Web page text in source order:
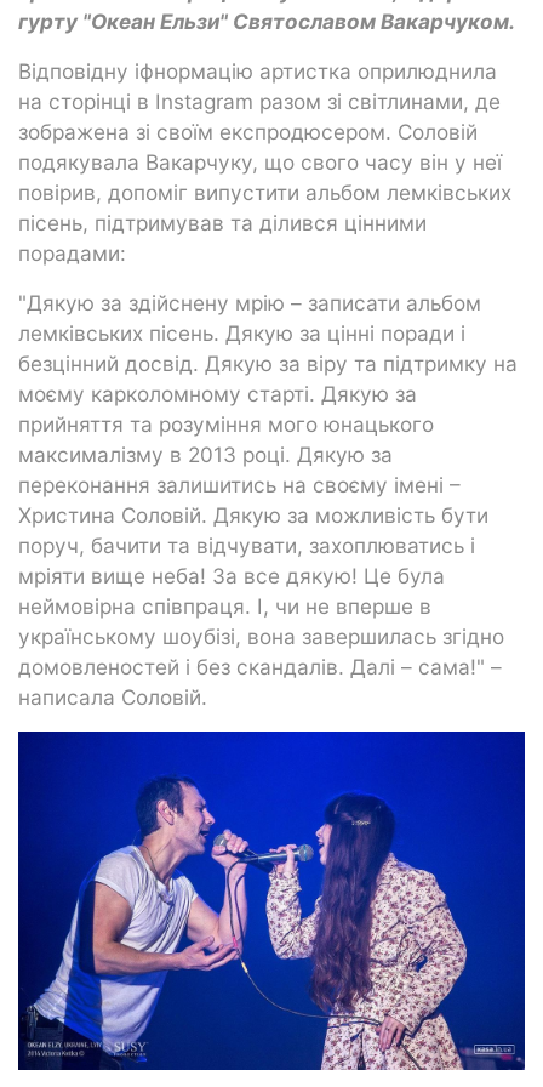
гурту "Океан Ельзи" Святославом Вакарчуком.
Відповідну іфнормацію артистка оприлюднила
на сторінці в Instagram разом зі світлинами, де
зображена зі своїм експродюсером. Соловій
подякувала Вакарчуку, що свого часу він у неї
повірив, допоміг випустити альбом лемківських
пісень, підтримував та ділився цінними
порадами:
"Дякую за здійснену мрію – записати альбом
лемківських пісень. Дякую за цінні поради і
безцінний досвід. Дякую за віру та підтримку на
моєму карколомному старті. Дякую за
прийняття та розуміння мого юнацького
максималізму в 2013 році. Дякую за
переконання залишитись на своєму імені –
Христина Соловій. Дякую за можливість бути
поруч, бачити та відчувати, захоплюватись і
мріяти вище неба! За все дякую! Це була
неймовірна співпраця. І, чи не вперше в
українському шоубізі, вона завершилась згідно
домовленостей і без скандалів. Далі – сама!" –
написала Соловій.